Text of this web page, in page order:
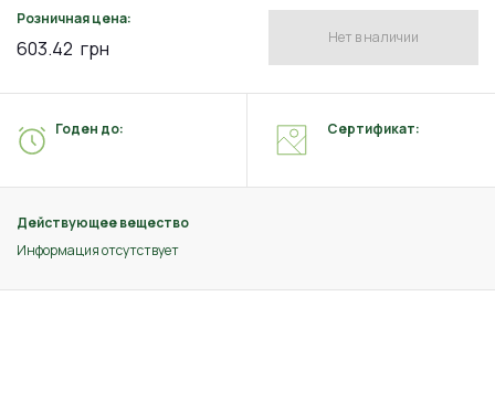
Розничная цена:
603.42 грн Нет в наличии
Действующее вещество
Информация отсутствует
Годен до: Сертификат: